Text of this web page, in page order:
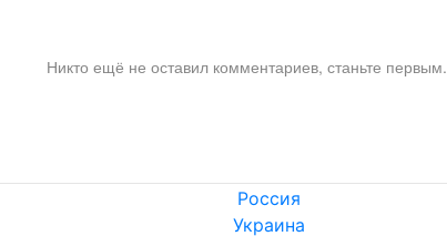
Никто ещё не оставил комментариев, станьте первым.
Россия
Украина